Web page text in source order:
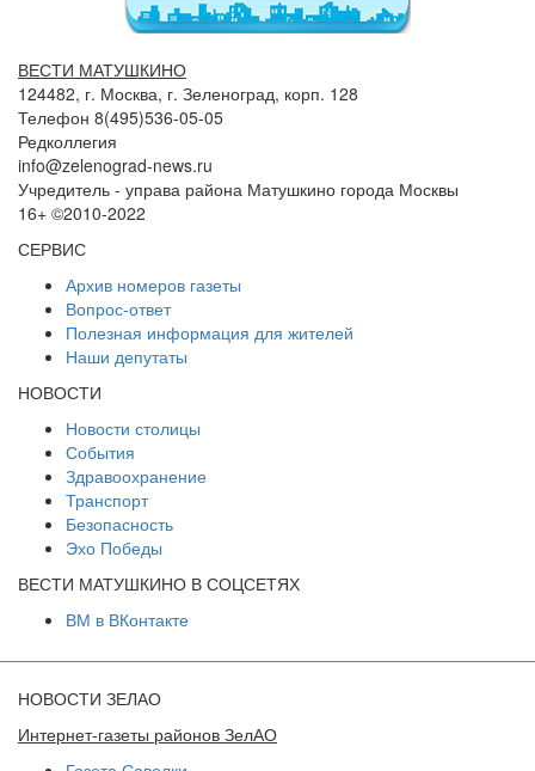
ВЕСТИ МАТУШКИНО
124482, г. Москва, г. Зеленоград, корп. 128
Телефон 8(495)536-05-05
Редколлегия
info@zelenograd-news.ru
Учредитель - управа района Матушкино города Москвы
16+ ©2010-2022
СЕРВИС
Архив номеров газеты
Вопрос-ответ
Полезная информация для жителей
Наши депутаты
НОВОСТИ
Новости столицы
События
Здравоохранение
Транспорт
Безопасность
Эхо Победы
ВЕСТИ МАТУШКИНО В СОЦСЕТЯХ
ВМ в ВКонтакте
НОВОСТИ ЗЕЛАО
Интернет-газеты районов ЗелАО